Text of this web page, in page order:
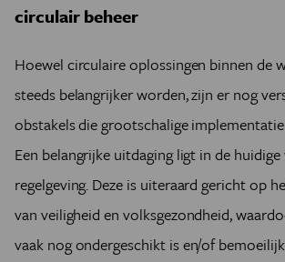
circulair beheer
Hoewel circulaire oplossingen binnen de
steeds belangrijker worden, zijn er nog
obstakels die grootschalige
Een belangrijke uitdaging ligt in de huidige
regelgeving. Deze is uiteraard gericht op
van veiligheid en volksgezondheid,
vaak nog ondergeschikt is en/of